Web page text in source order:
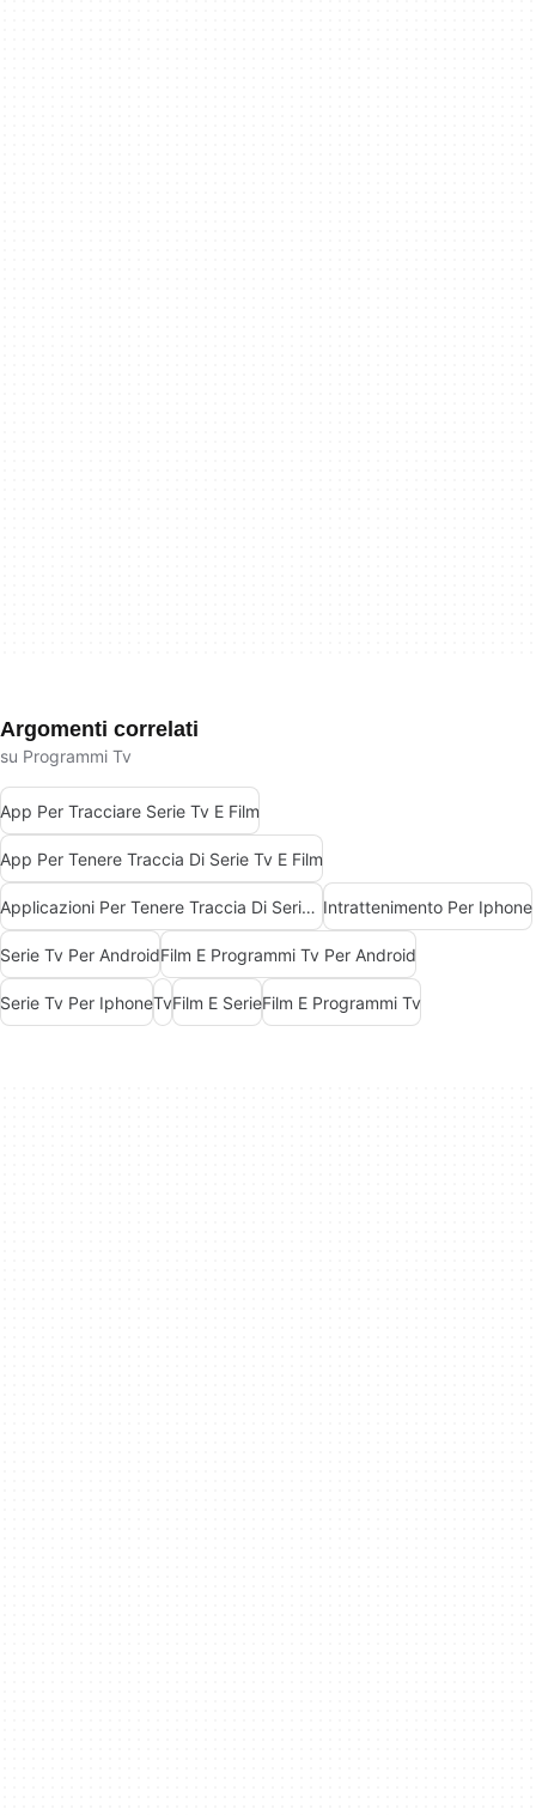
Argomenti correlati
su Programmi Tv
App Per Tracciare Serie Tv E Film
App Per Tenere Traccia Di Serie Tv E Film
Applicazioni Per Tenere Traccia Di Serie Tv E Film Intrattenimento Per Iphone
Serie Tv Per AndroidFilm E Programmi Tv Per Android
Serie Tv Per IphoneTvFilm E SerieFilm E Programmi Tv